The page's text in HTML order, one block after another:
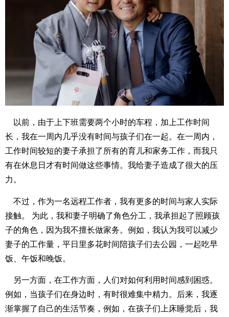
以前，由于上下班需要两个小时的车程，加上工作时间
长，我在一周内几乎没有时间与孩子们在一起。在一周内，
工作时间较短的妻子承担了所有的育儿和家务工作，而我只
有在休息日才有时间做这些事情。我给妻子造成了很大的压
力。
不过，作为一名远程工作者，我有更多的时间与家人实际
接触。 为此，我和妻子明确了角色分工，我承担起了照顾孩
子的角色，因为我不擅长做家务。例如，我认为我可以减少
妻子的工作量，平日里多花时间陪孩子们去公园，一起吃早
饭、午饭和晚饭。
另一方面，在工作方面，人们对如何利用时间感到困惑。
例如，当孩子们在身边时，有时很难集中精力。后来，我逐
渐掌握了自己的生活节奏，例如，在孩子们上床睡觉后，我